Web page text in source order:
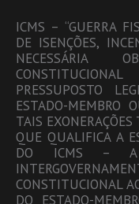
ICMS – “GUERRA
DE ISENÇÕES,
NECESSÁRIA
PRESSUPOSTO
ESTADO-MEMBRO
TAIS
QUE QUALIFICA A
DO ICMS – A
CONSTITUCIONAL
DO ESTADO-